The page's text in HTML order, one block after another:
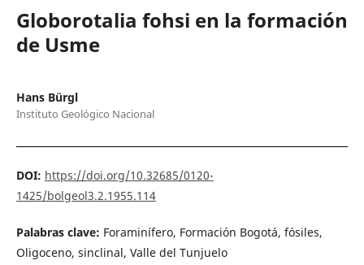
Globorotalia fohsi en la formación
de Usme
Hans Bürgl
Instituto Geológico Nacional
DOI: https://doi.org/10.32685/0120-
1425/bolgeol3.2.1955.114
Palabras clave: Foraminífero, Formación Bogotá, fósiles,
Oligoceno, sinclinal, Valle del Tunjuelo